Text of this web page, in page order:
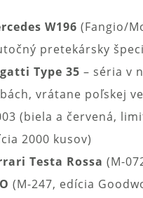
W196 (Fangio/
pretekársky
Type 35 – séria v
vrátane poľskej
(biela a červená,
2000 kusov)
Testa Rossa (M-
(M-247, edícia